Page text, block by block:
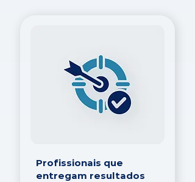
Profissionais que
entregam resultados